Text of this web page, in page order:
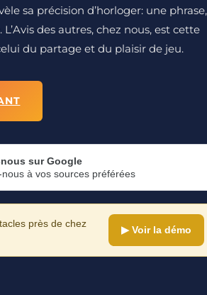
sa précision d’horloger: une phrase,
des autres, chez nous, est cette
du partage et du plaisir de jeu.
sur Google
à vos sources préférées
près de chez
▶ Voir la démo